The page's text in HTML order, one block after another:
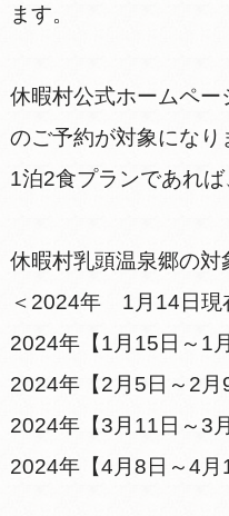
ます。
休暇村公式ホームペ
のご予約が対象になり
1泊2食プランであれば
休暇村乳頭温泉郷の対
＜2024年 1月14日現
2024年【1月15日～
2024年【2月5日～
2024年【3月11日～3
2024年【4月8日～4